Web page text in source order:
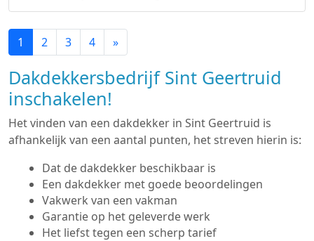
1 2 3 4 »
Dakdekkersbedrijf Sint Geertruid
inschakelen!
Het vinden van een dakdekker in Sint Geertruid is
afhankelijk van een aantal punten, het streven hierin is:
Dat de dakdekker beschikbaar is
Een dakdekker met goede beoordelingen
Vakwerk van een vakman
Garantie op het geleverde werk
Het liefst tegen een scherp tarief